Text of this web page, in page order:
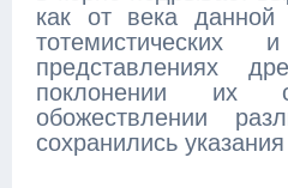
как от века
тотемистических
представлениях
поклонении их
обожествлении
сохранились